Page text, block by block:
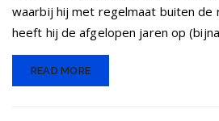
waarbij hij met regelmaat buiten de
heeft hij de afgelopen jaren op
READ MORE